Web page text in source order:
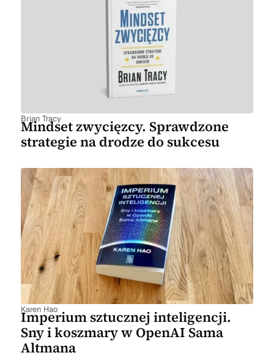
Brian Tracy
Mindset zwycięzcy. Sprawdzone
strategie na drodze do sukcesu
Karen Hao
Imperium sztucznej inteligencji.
Sny i koszmary w OpenAI Sama
Altmana